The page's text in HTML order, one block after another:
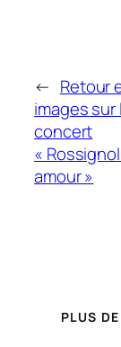
← Retour
images sur
concert
«
amour »
PLUS